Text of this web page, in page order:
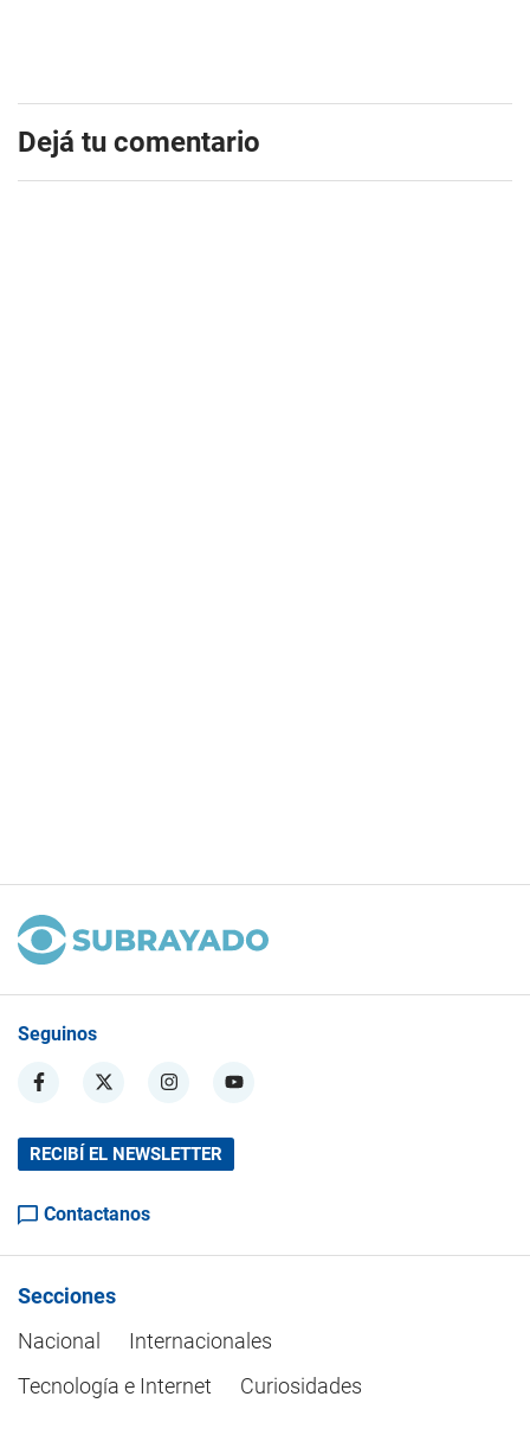
Dejá tu comentario
Seguinos
RECIBÍ EL NEWSLETTER
Contactanos
Secciones
Nacional
Internacionales
Tecnología e Internet
Curiosidades